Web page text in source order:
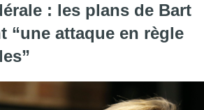
: les plans de Bart
“une attaque en règle